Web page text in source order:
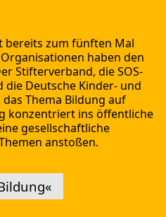
bereits zum fünften Mal
haben den
Stifterverband, die SOS-
Deutsche Kinder- und
Thema Bildung auf
konzentriert ins öffentliche
gesellschaftliche
anstoßen.